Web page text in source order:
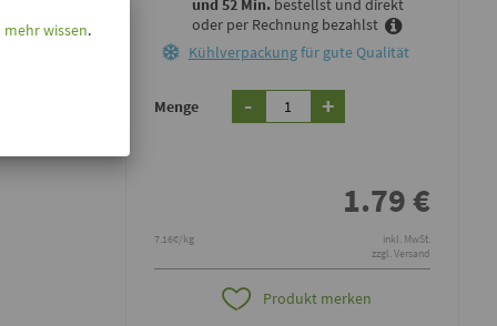
rein
und 52 Min.bestellst und direkt
oder per Rechnung bezahlst
Kühlverpackungfür gute Qualität
Menge - +
1.79€
7.16€/kg
inkl. MwSt.
zzgl. Versand
Produkt merken
wissen.